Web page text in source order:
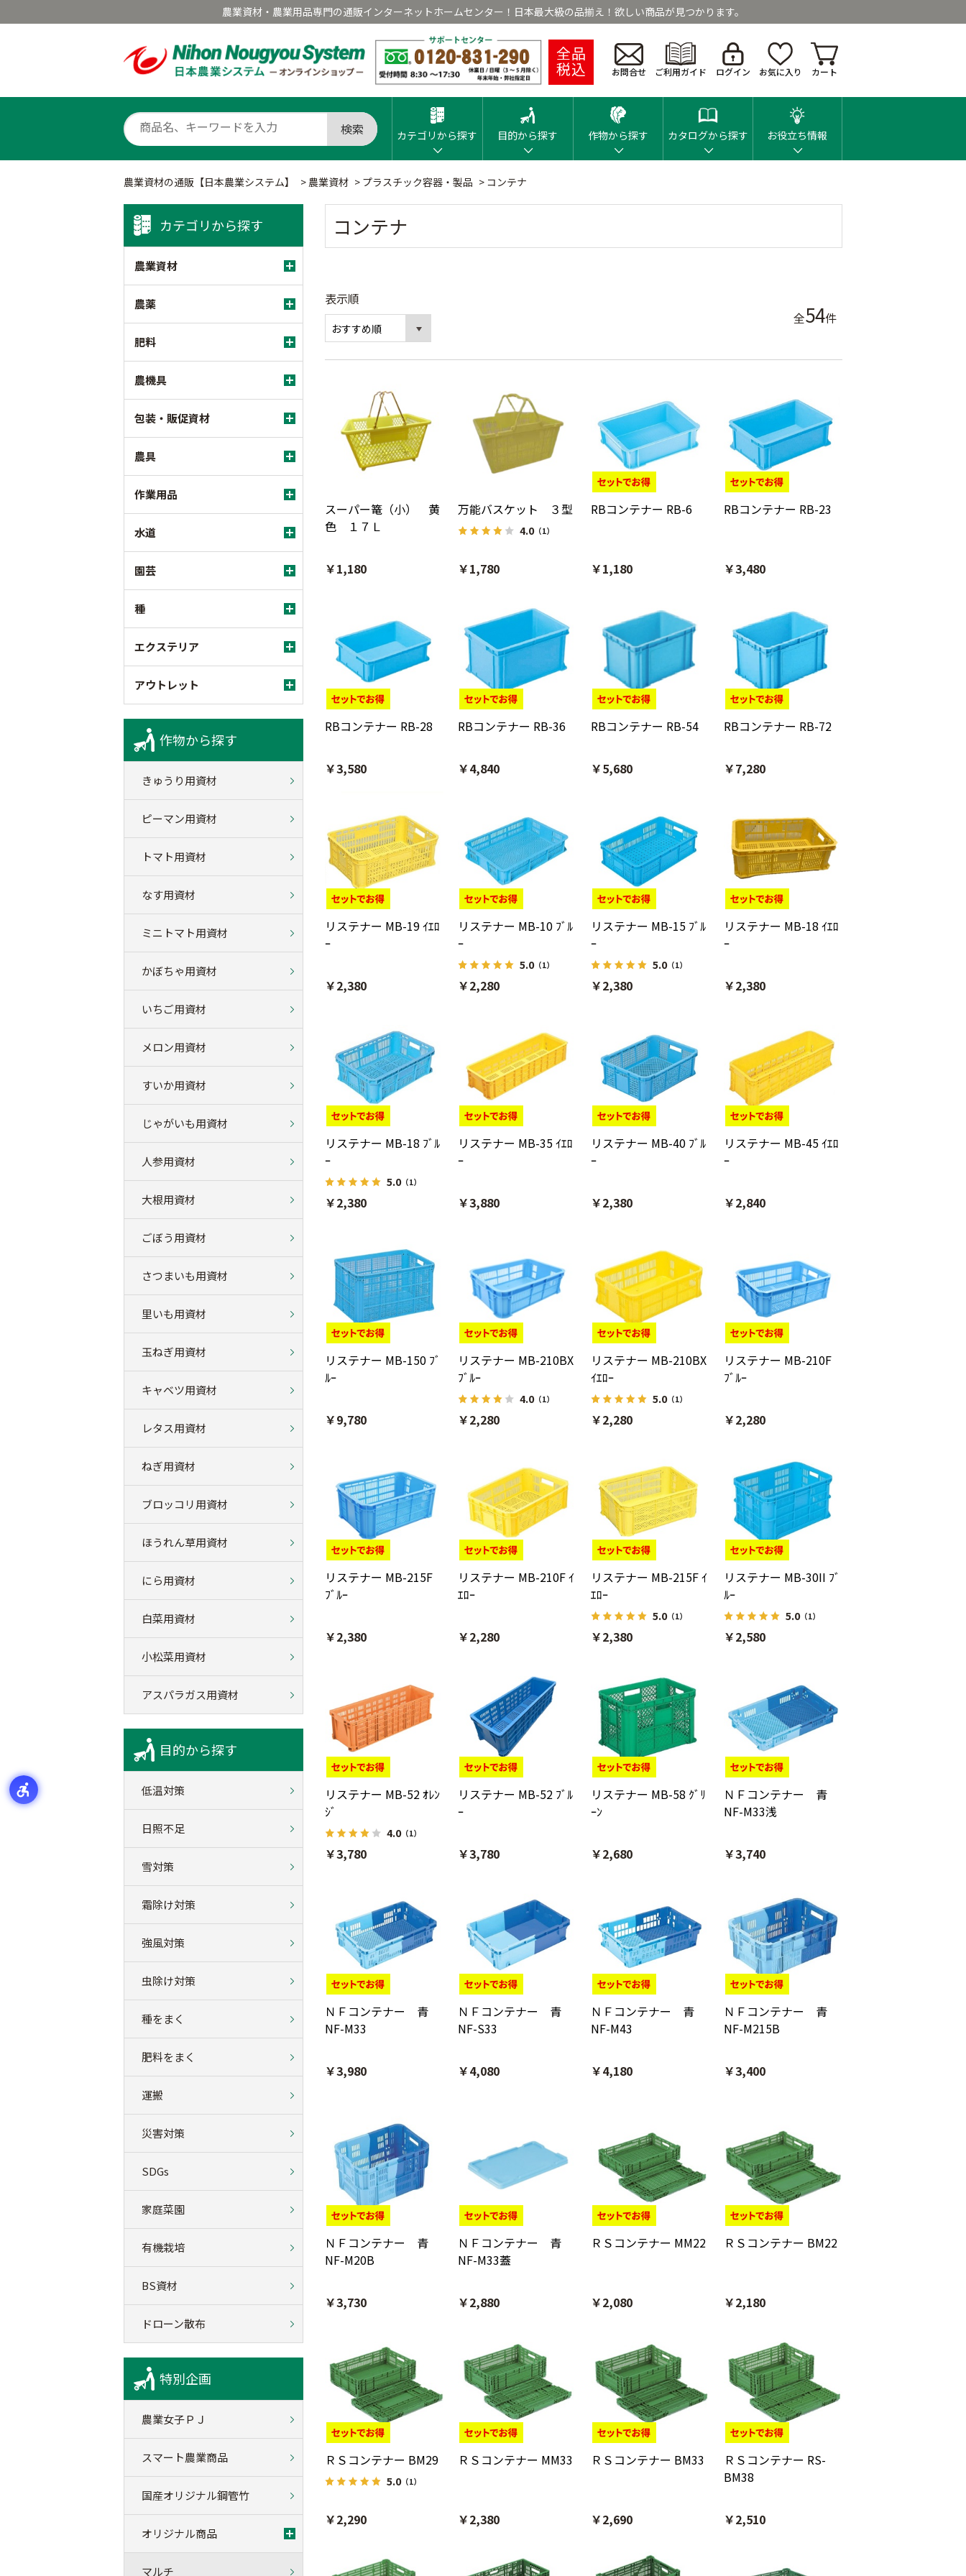
農業資材・農業用品専門の通販インターネットホームセンター！日本最大級の品揃え！欲しい商品が見つかります。
全品
税込 お問合せ ご利用ガイド ログイン お気に入り カート
検索 カテゴリから探す 目的から探す 作物から探す カタログから探す お役立ち情報
農業資材の通販【日本農業システム】 > 農業資材 > プラスチック容器・製品 > コンテナ
カテゴリから探す
農業資材
農薬
肥料
農機具
包装・販促資材
農具
作業用品
水道
園芸
種
エクステリア
アウトレット
作物から探す
きゅうり用資材
ピーマン用資材
トマト用資材
なす用資材
ミニトマト用資材
かぼちゃ用資材
いちご用資材
メロン用資材
すいか用資材
じゃがいも用資材
人参用資材
大根用資材
ごぼう用資材
さつまいも用資材
里いも用資材
玉ねぎ用資材
キャベツ用資材
レタス用資材
ねぎ用資材
ブロッコリ用資材
ほうれん草用資材
にら用資材
白菜用資材
小松菜用資材
アスパラガス用資材
目的から探す
低温対策
日照不足
雪対策
霜除け対策
強風対策
虫除け対策
種をまく
肥料をまく
運搬
災害対策
SDGs
家庭菜園
有機栽培
BS資材
ドローン散布
特別企画
農業女子ＰＪ
スマート農業商品
国産オリジナル鋼管竹
オリジナル商品
マルチ
コンテナ
表示順
全54件
スーパー篭（小） 黄
色 １７Ｌ
￥1,180
万能バスケット ３型
4.0（1）
￥1,780
RBコンテナー RB-6
￥1,180
RBコンテナー RB-23
￥3,480
RBコンテナー RB-28
￥3,580
RBコンテナー RB-36
￥4,840
RBコンテナー RB-54
￥5,680
RBコンテナー RB-72
￥7,280
リステナー MB-19 ｲｴﾛ
ｰ
￥2,380
リステナー MB-10 ﾌﾞﾙ
ｰ
5.0（1）
￥2,280
リステナー MB-15 ﾌﾞﾙ
ｰ
5.0（1）
￥2,380
リステナー MB-18 ｲｴﾛ
ｰ
￥2,380
リステナー MB-18 ﾌﾞﾙ
ｰ
5.0（1）
￥2,380
リステナー MB-35 ｲｴﾛ
ｰ
￥3,880
リステナー MB-40 ﾌﾞﾙ
ｰ
￥2,380
リステナー MB-45 ｲｴﾛ
ｰ
￥2,840
リステナー MB-150 ﾌﾞ
ﾙｰ
￥9,780
リステナー MB-210BX
ﾌﾞﾙｰ
4.0（1）
￥2,280
リステナー MB-210BX
ｲｴﾛｰ
5.0（1）
￥2,280
リステナー MB-210F
ﾌﾞﾙｰ
￥2,280
リステナー MB-215F
ﾌﾞﾙｰ
￥2,380
リステナー MB-210F ｲ
ｴﾛｰ
￥2,280
リステナー MB-215F ｲ
ｴﾛｰ
5.0（1）
￥2,380
リステナー MB-30II ﾌﾞ
ﾙｰ
5.0（1）
￥2,580
リステナー MB-52 ｵﾚﾝ
ｼﾞ
4.0（1）
￥3,780
リステナー MB-52 ﾌﾞﾙ
ｰ
￥3,780
リステナー MB-58 ｸﾞﾘ
ｰﾝ
￥2,680
ＮＦコンテナー 青
NF-M33浅
￥3,740
ＮＦコンテナー 青
NF-M33
￥3,980
ＮＦコンテナー 青
NF-S33
￥4,080
ＮＦコンテナー 青
NF-M43
￥4,180
ＮＦコンテナー 青
NF-M215B
￥3,400
ＮＦコンテナー 青
NF-M20B
￥3,730
ＮＦコンテナー 青
NF-M33蓋
￥2,880
ＲＳコンテナー MM22
￥2,080
ＲＳコンテナー BM22
￥2,180
ＲＳコンテナー BM29
5.0（1）
￥2,290
ＲＳコンテナー MM33
￥2,380
ＲＳコンテナー BM33
￥2,690
ＲＳコンテナー RS-
BM38
￥2,510